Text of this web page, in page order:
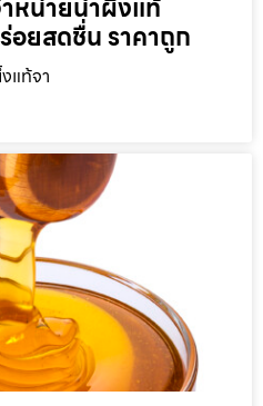
หน่ายน้ำผึ้งแท้
อยสดชื่น ราคาถูก
แท้จา